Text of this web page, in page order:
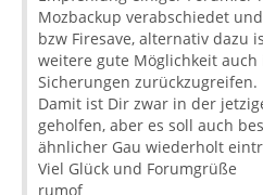
Mozbackup verabschiedet
bzw Firesave, alternativ dazu
weitere gute Möglichkeit
Sicherungen zurückzugreifen.
Damit ist Dir zwar in der
geholfen, aber es soll auch
ähnlicher Gau wiederholt
Viel Glück und Forumgrüße
rumof